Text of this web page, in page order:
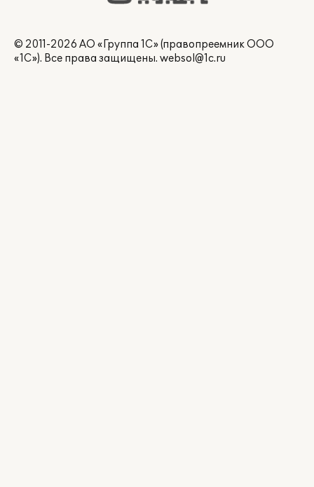
© 2011-2026 АО «Группа 1С» (правопреемник ООО
«1С»). Все права защищены. websol@1c.ru